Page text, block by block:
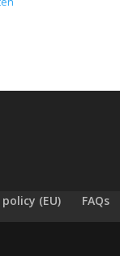
(EU) FAQs